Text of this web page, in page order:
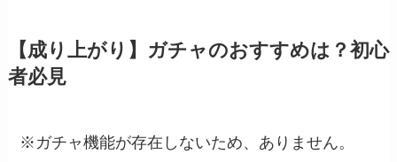
【成り上がり】ガチャのおすすめは？初心
者必見
※ガチャ機能が存在しないため、ありません。